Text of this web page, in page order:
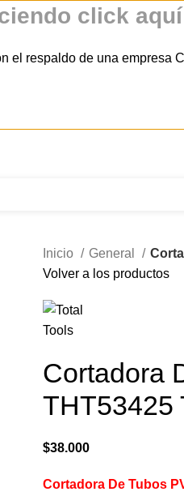
click aquí
el respaldo de una empresa
Inicio General
Volver a los productos
Cortadora
THT53425
$38.000
Cortadora De Tubos